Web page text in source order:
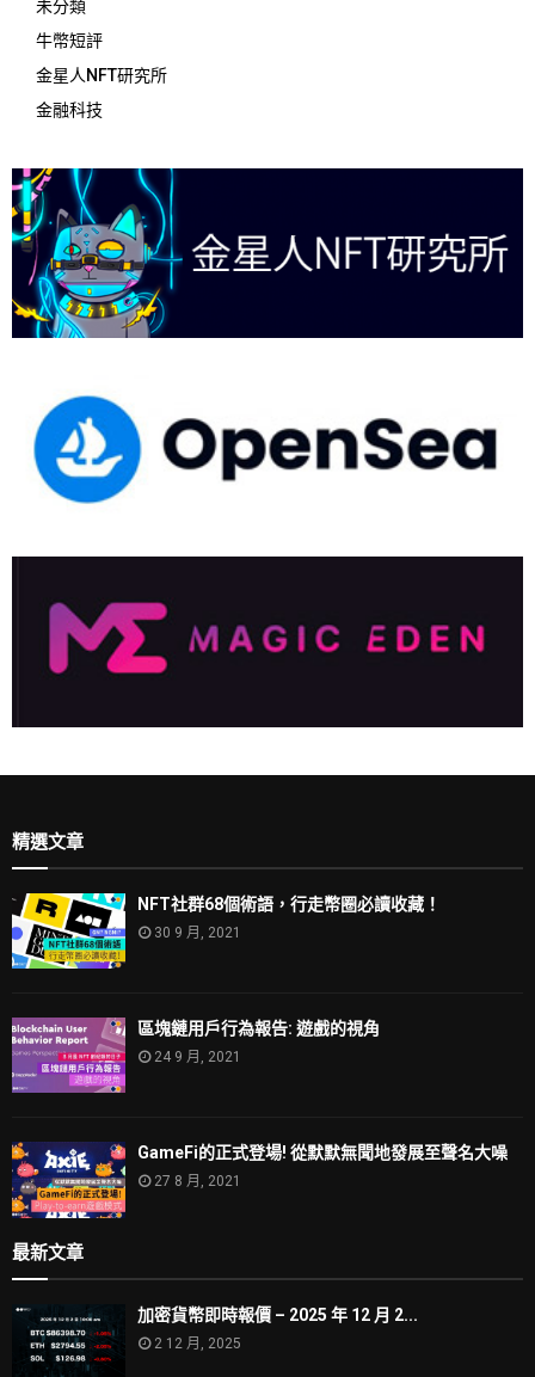
未分類
牛幣短評
金星人NFT研究所
金融科技
精選文章
NFT社群68個術語，行走幣圈必讀收藏！
30 9 月, 2021
區塊鏈用戶行為報告: 遊戲的視角
24 9 月, 2021
GameFi的正式登場! 從默默無聞地發展至聲名大噪
27 8 月, 2021
最新文章
加密貨幣即時報價 – 2025 年 12 月 2...
2 12 月, 2025